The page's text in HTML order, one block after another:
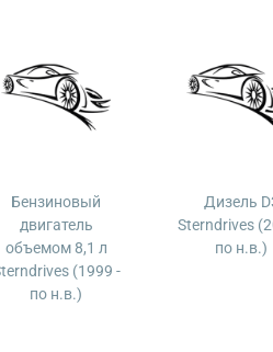
Бензиновый
двигатель
объемом 8,1 л
(1999 -
по н.в.)
Дизель
Sterndrives
по н.в.)